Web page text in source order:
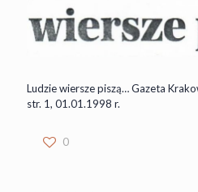
Ludzie wiersze piszą… Gazeta
str. 1, 01.01.1998 r.
0